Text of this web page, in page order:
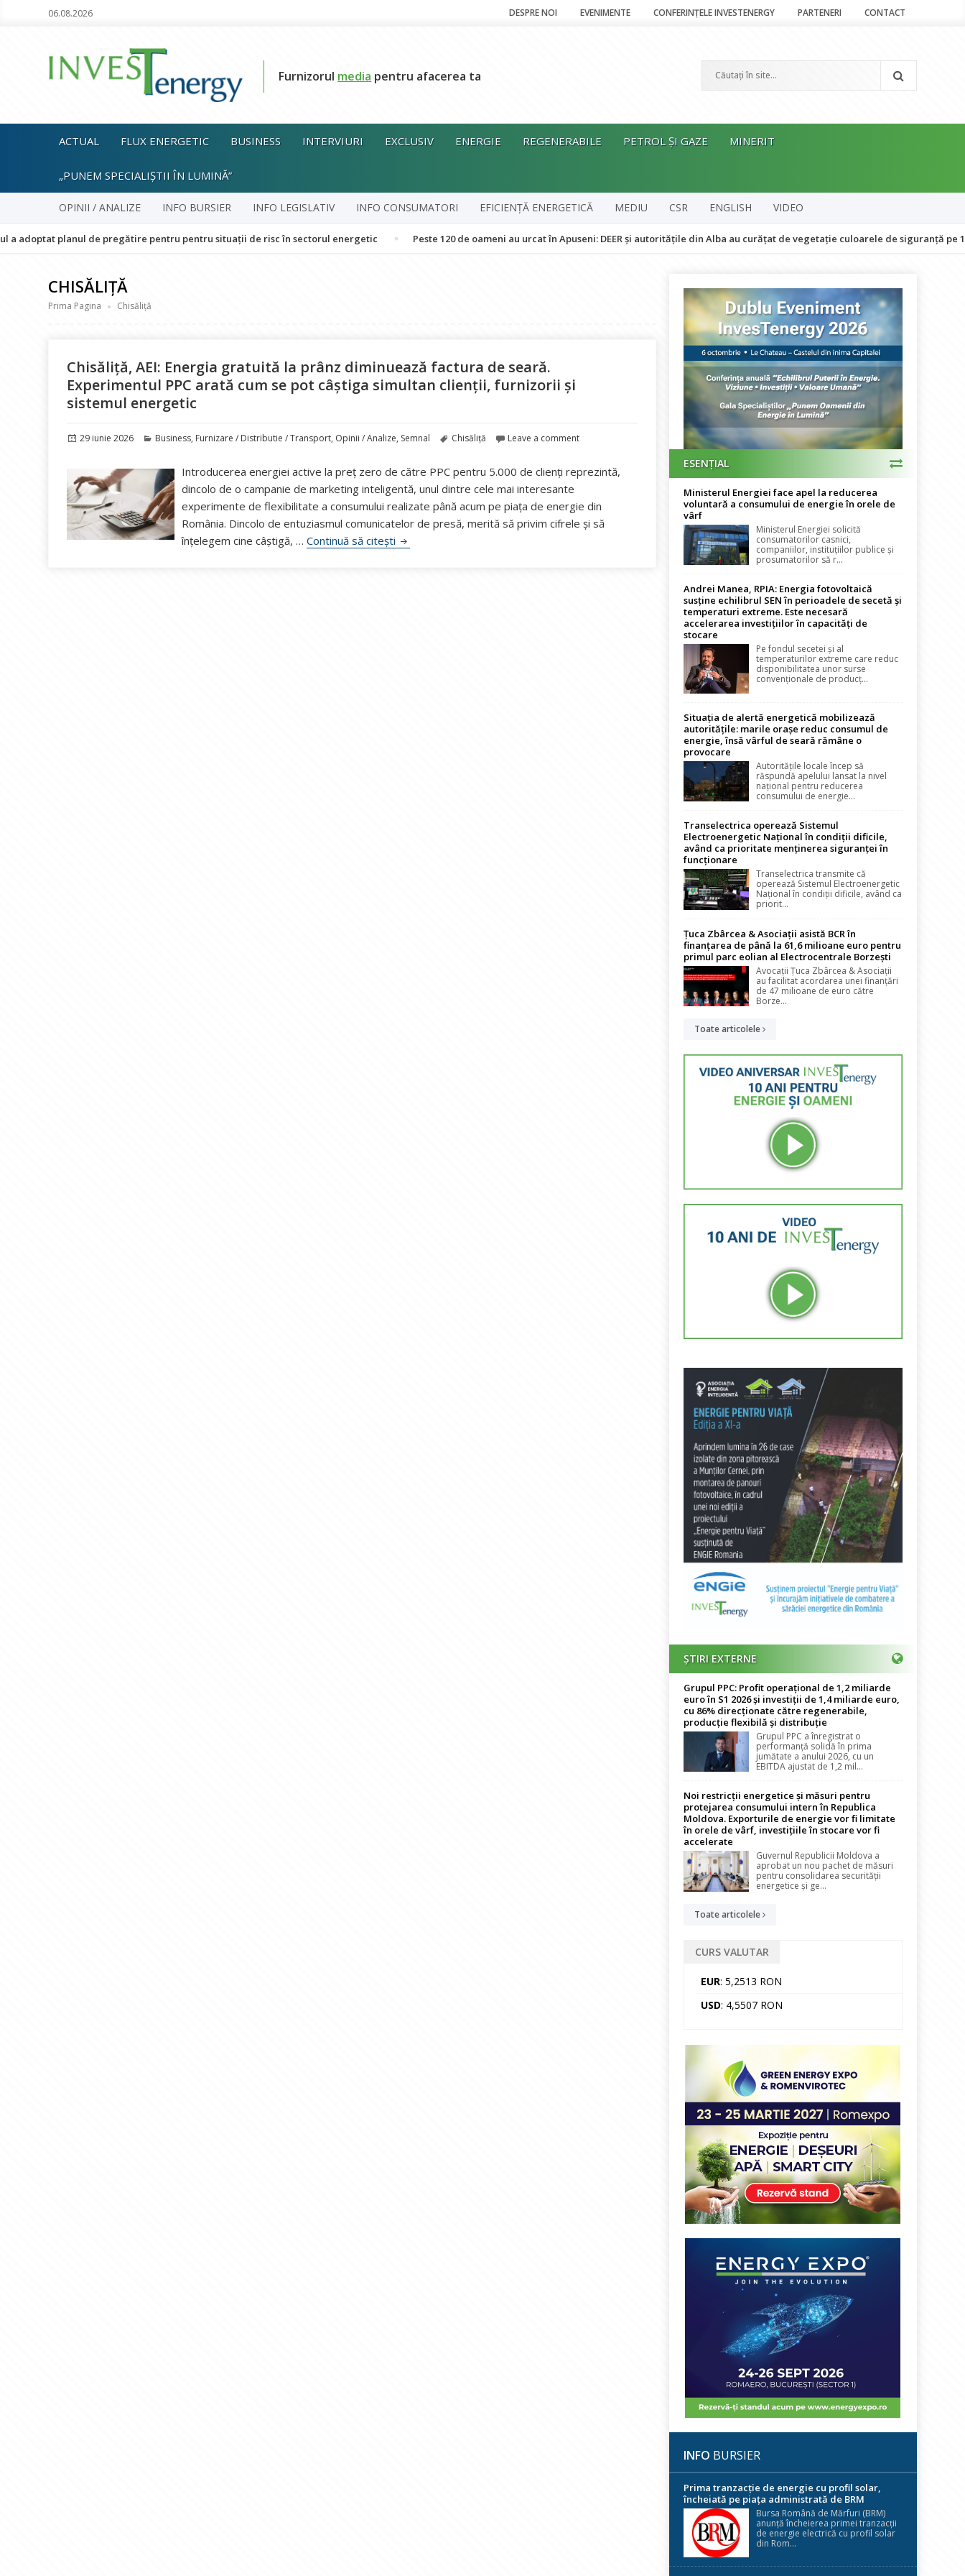
06.08.2026 DESPRE NOI EVENIMENTE CONFERINȚELE INVESTENERGY PARTENERI CONTACT
Furnizorul media pentru afacerea ta
ACTUAL FLUX ENERGETIC BUSINESS INTERVIURI EXCLUSIV ENERGIE REGENERABILE PETROL ȘI GAZE MINERIT
„PUNEM SPECIALIȘTII ÎN LUMINĂ”
OPINII / ANALIZE INFO BURSIER INFO LEGISLATIV INFO CONSUMATORI EFICIENȚĂ ENERGETICĂ MEDIU CSR ENGLISH VIDEO
planul de pregătire pentru pentru situații de risc în sectorul energetic Peste 120 de oameni au urcat în Apuseni: DEER și autoritățile din Alba au curățat de vegetație culoarele de siguranță pe 18
CHISĂLIȚĂ
Prima Pagina Chisăliță
Chisăliță, AEI: Energia gratuită la prânz diminuează factura de seară.
Experimentul PPC arată cum se pot câștiga simultan clienții, furnizorii și
sistemul energetic
Publicat
29 iunie 2026 Categorii
Business, Furnizare / Distributie / Transport, Opinii / Analize, Semnal Etichete
Chisăliță Leave a comment
Introducerea energiei active la preț zero de către PPC pentru 5.000 de clienți reprezintă,
dincolo de o campanie de marketing inteligentă, unul dintre cele mai interesante
experimente de flexibilitate a consumului realizate până acum pe piața de energie din
România. Dincolo de entuziasmul comunicatelor de presă, merită să privim cifrele și să
înțelegem cine câștigă, …Continuă să citești Chisăliță, AEI: Energia gratuită la prânz diminuează factura de seară. Experimentul PPC arată cum se pot câștiga
ESENȚIAL
Ministerul Energiei face apel la reducerea
voluntară a consumului de energie în orele de
vârf
Ministerul Energiei solicită
consumatorilor casnici,
companiilor, instituțiilor publice și
prosumatorilor să r...
Andrei Manea, RPIA: Energia fotovoltaică
susține echilibrul SEN în perioadele de secetă și
temperaturi extreme. Este necesară
accelerarea investițiilor în capacități de
stocare
Pe fondul secetei și al
temperaturilor extreme care reduc
disponibilitatea unor surse
convenționale de producț...
Situația de alertă energetică mobilizează
autoritățile: marile orașe reduc consumul de
energie, însă vârful de seară rămâne o
provocare
Autoritățile locale încep să
răspundă apelului lansat la nivel
național pentru reducerea
consumului de energie...
Transelectrica operează Sistemul
Electroenergetic Național în condiții dificile,
având ca prioritate menținerea siguranței în
funcționare
Transelectrica transmite că
operează Sistemul Electroenergetic
Național în condiții dificile, având ca
priorit...
Țuca Zbârcea & Asociații asistă BCR în
finanțarea de până la 61,6 milioane euro pentru
primul parc eolian al Electrocentrale Borzești
Avocații Țuca Zbârcea & Asociații
au facilitat acordarea unei finanțări
de 47 milioane de euro către
Borze...
Toate articolele
ȘTIRI EXTERNE
Grupul PPC: Profit operațional de 1,2 miliarde
euro în S1 2026 și investiții de 1,4 miliarde euro,
cu 86% direcționate către regenerabile,
producție flexibilă și distribuție
Grupul PPC a înregistrat o
performanță solidă în prima
jumătate a anului 2026, cu un
EBITDA ajustat de 1,2 mil...
Noi restricții energetice și măsuri pentru
protejarea consumului intern în Republica
Moldova. Exporturile de energie vor fi limitate
în orele de vârf, investițiile în stocare vor fi
accelerate
Guvernul Republicii Moldova a
aprobat un nou pachet de măsuri
pentru consolidarea securității
energetice și ge...
Toate articolele
CURS VALUTAR
EUR: 5,2513 RON
USD: 4,5507 RON
INFO BURSIER
Prima tranzacție de energie cu profil solar,
încheiată pe piața administrată de BRM
Bursa Română de Mărfuri (BRM)
anunță încheierea primei tranzacții
de energie electrică cu profil solar
din Rom...